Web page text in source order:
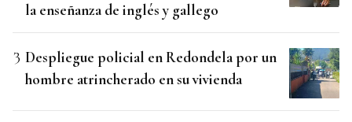
la enseñanza de inglés y gallego
Despliegue policial en Redondela por un
hombre atrincherado en su vivienda